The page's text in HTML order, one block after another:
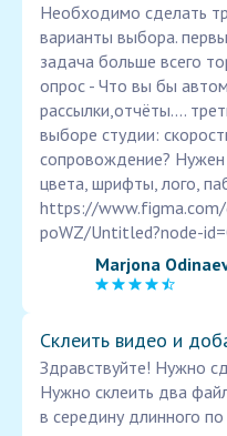
Необходимо сделать
варианты выбора.
задача больше всего
опрос - Что вы бы
рассылки,отчёты....
выборе студии:
сопровождение?
цвета, шрифты, лого,
https://www.figma.com/
poWZ/Untitled?node-
Marjona
Склеить видео и
Здравствуйте! Нужно
Нужно склеить два
в середину длинного